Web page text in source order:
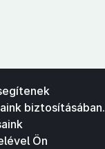
biztosításában.
Ön